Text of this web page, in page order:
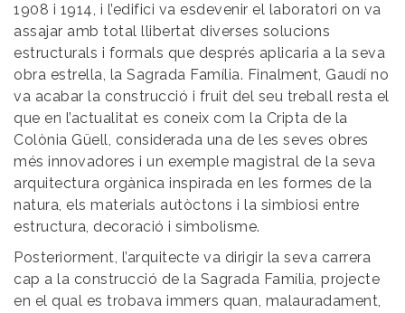
1908 i 1914, i l’edifici va esdevenir el laboratori on va
assajar amb total llibertat diverses solucions
estructurals i formals que després aplicaria a la seva
obra estrella, la Sagrada Família. Finalment, Gaudí no
va acabar la construcció i fruit del seu treball resta el
que en l’actualitat es coneix com la Cripta de la
Colònia Güell, considerada una de les seves obres
més innovadores i un exemple magistral de la seva
arquitectura orgànica inspirada en les formes de la
natura, els materials autòctons i la simbiosi entre
estructura, decoració i simbolisme.
Posteriorment, l’arquitecte va dirigir la seva carrera
cap a la construcció de la Sagrada Família, projecte
en el qual es trobava immers quan, malauradament,